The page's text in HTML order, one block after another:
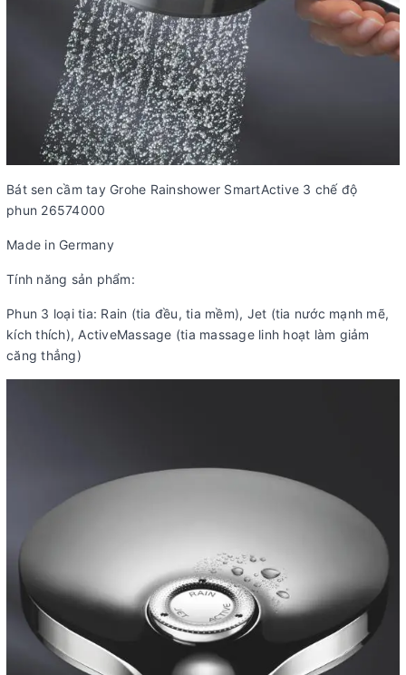
Bát sen cầm tay Grohe Rainshower SmartActive 3 chế độ
phun 26574000
Made in Germany
Tính năng sản phẩm:
Phun 3 loại tia: Rain (tia đều, tia mềm), Jet (tia nước mạnh mẽ,
kích thích), ActiveMassage (tia massage linh hoạt làm giảm
căng thẳng)